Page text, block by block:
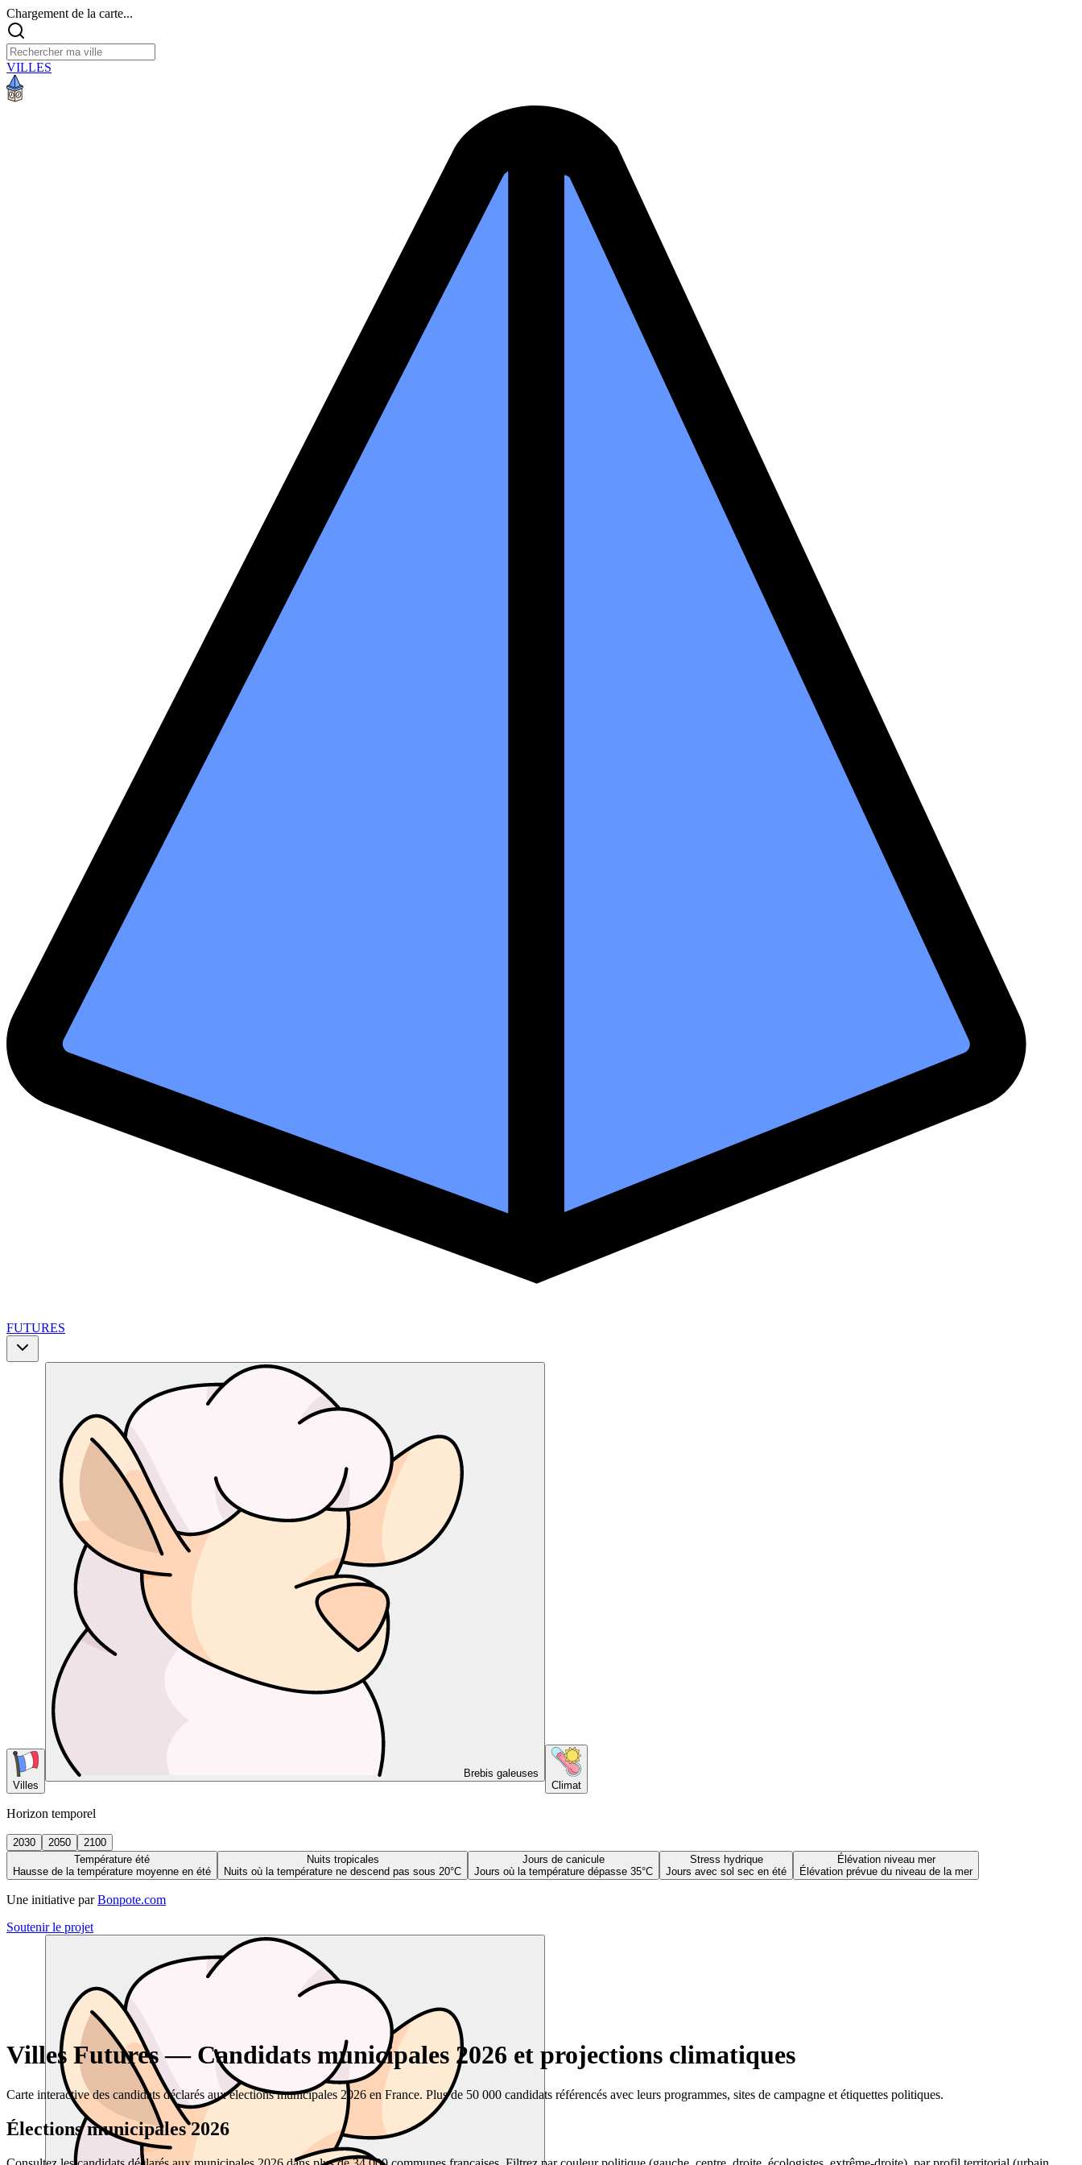
Chargement de la carte...
VILLES
FUTURES
Villes
Brebis galeuses
Climat
Horizon temporel
2030 2050
2100
Température été
Hausse de la température moyenne en été
Nuits tropicales
Nuits où la température ne descend pas sous 20°C
Jours de canicule
Jours où la température dépasse 35°C
Stress hydrique
Jours avec sol sec en été
Élévation niveau mer
Élévation prévue du niveau de la mer
Une initiative par Bonpote.com
Soutenir le projet
Villes Futures — Candidats municipales 2026 et projections climatiques
Carte interactive des candidats déclarés aux élections municipales 2026 en France. Plus de 50 000 candidats référencés avec leurs programmes, sites de campagne et étiquettes politiques.
Élections municipales 2026